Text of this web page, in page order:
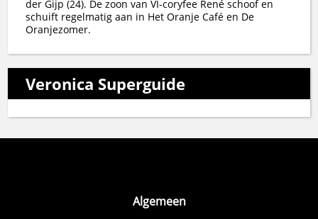
der Gijp (24). De zoon van VI-coryfee René schoof en
schuift regelmatig aan in Het Oranje Café en De
Oranjezomer.
Veronica Superguide
Algemeen